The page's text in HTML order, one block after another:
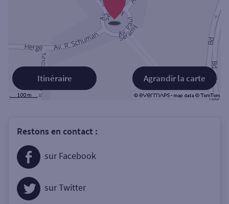
Agrandir la carte
Itinéraire
Restons en contact :
sur Facebook
sur Twitter